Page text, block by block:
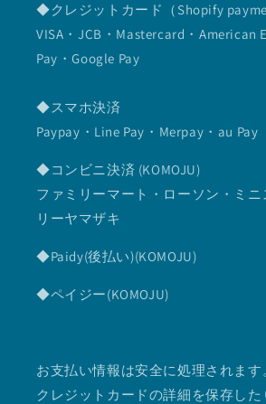
◆クレジットカード（Shopify
VISA・JCB・Mastercard・American
Pay・Google Pay
◆スマホ決済
Paypay・Line Pay・Merpay・au Pay
◆コンビニ決済 (KOMOJU)
ファミリーマート・ローソン・ミニ
リーヤマザキ
◆Paidy(後払い)(KOMOJU)
◆ペイジー(KOMOJU)
お支払い情報は安全に処理されます
クレジットカードの詳細を保存した